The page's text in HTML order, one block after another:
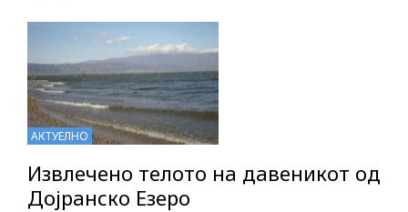
АКТУЕЛНО
Извлечено телото на давеникот од
Дојранско Езеро